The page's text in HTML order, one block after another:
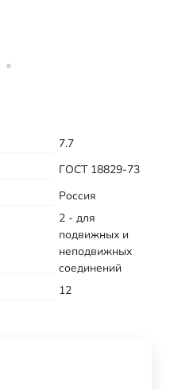
7.7
ГОСТ 18829-73
Россия
2 - для
подвижных и
неподвижных
соединений
12